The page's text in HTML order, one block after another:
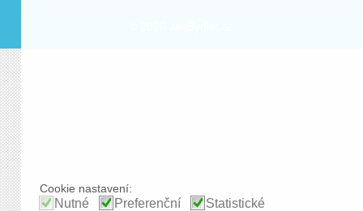
Cookie nastavení:
Nutné Preferenční
Statistické